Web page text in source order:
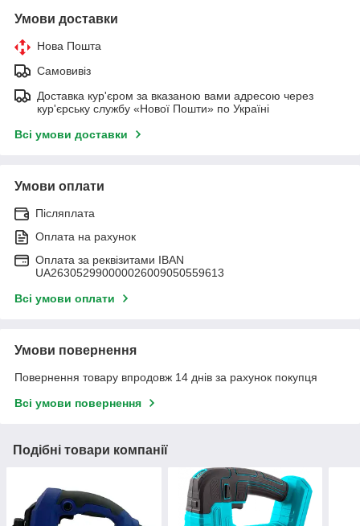
Умови доставки
Нова Пошта
Самовивіз
Доставка кур'єром за вказаною вами адресою через
кур'єрську службу «Нової Пошти» по Україні
Всі умови доставки
Умови оплати
Післяплата
Оплата на рахунок
Оплата за реквізитами IBAN
UA263052990000026009050559613
Всі умови оплати
Умови повернення
Повернення товару впродовж 14 днів за рахунок покупця
Всі умови повернення
Подібні товари компанії